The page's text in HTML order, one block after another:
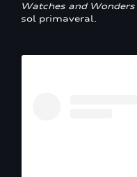
Watches and Wonders
sol primaveral.